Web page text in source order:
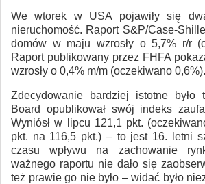
We wtorek w USA pojawiły się
nieruchomość. Raport S&P/Case-
domów w maju wzrosły o 5,7% r/r
Raport publikowany przez FHFA
wzrosły o 0,4% m/m (oczekiwano 0,6%).
Zdecydowanie bardziej istotne było
Board opublikował swój indeks
Wyniósł w lipcu 121,1 pkt.
pkt. na 116,5 pkt.) – to jest 16. letni
czasu wpływu na zachowanie
ważnego raportu nie dało się
też prawie go nie było – widać było